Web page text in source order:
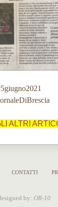
ALTRI
CONTATTI
by: OR-10